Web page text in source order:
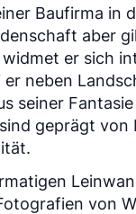
Baufirma in
aber
er sich
er neben
seiner
geprägt
von